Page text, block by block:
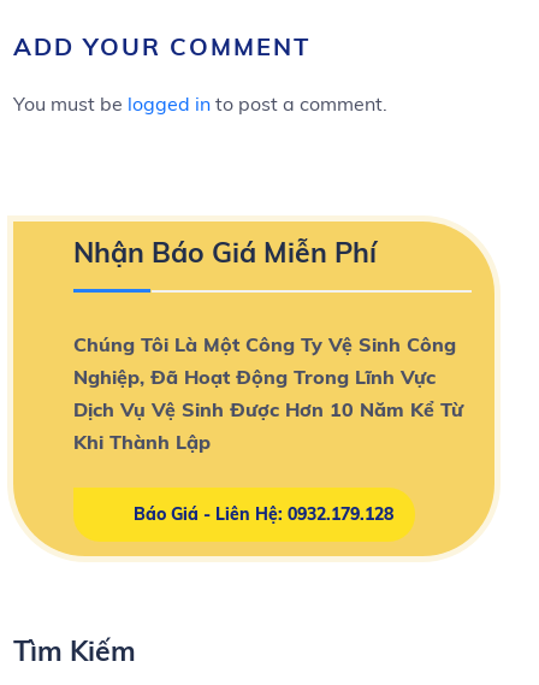
ADD YOUR COMMENT
You must be logged in to post a comment.
Nhận Báo Giá Miễn Phí
Chúng Tôi Là Một Công Ty Vệ Sinh Công
Nghiệp, Đã Hoạt Động Trong Lĩnh Vực
Dịch Vụ Vệ Sinh Được Hơn 10 Năm Kể Từ
Khi Thành Lập
Báo Giá - Liên Hệ: 0932.179.128
Tìm Kiếm